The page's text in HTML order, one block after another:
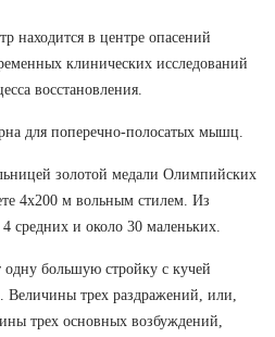
находится в центре опасений
клинических исследований
восстановления.
для поперечно-полосатых мышц.
золотой медали Олимпийских
4х200 м вольным стилем. Из
и около 30 маленьких.
большую стройку с кучей
Величины трех раздражений, или,
трех основных возбуждений,